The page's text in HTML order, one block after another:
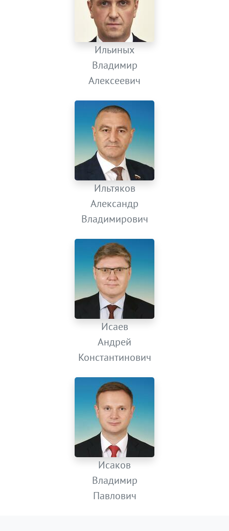
Ильиных
Владимир
Алексеевич
Ильтяков
Александр
Владимирович
Исаев
Андрей
Константинович
Исаков
Владимир
Павлович